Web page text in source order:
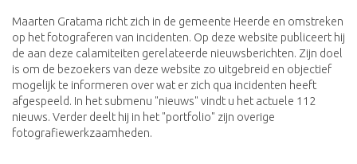
Maarten Gratama richt zich in de gemeente Heerde en omstreken
op het fotograferen van incidenten. Op deze website publiceert hij
de aan deze calamiteiten gerelateerde nieuwsberichten. Zijn doel
is om de bezoekers van deze website zo uitgebreid en objectief
mogelijk te informeren over wat er zich qua incidenten heeft
afgespeeld. In het submenu "nieuws" vindt u het actuele 112
nieuws. Verder deelt hij in het "portfolio" zijn overige
fotografiewerkzaamheden.